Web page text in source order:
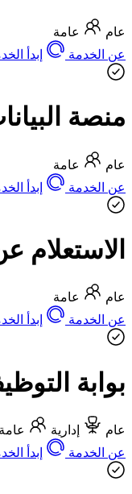
عام
عامة
عن الخدمة
إبدأ
منصة
عام
عامة
عن الخدمة
إبدأ
الاستعلام
عام
عامة
عن الخدمة
إبدأ
بوابة
عام إدارية
عامة
عن الخدمة
إبدأ